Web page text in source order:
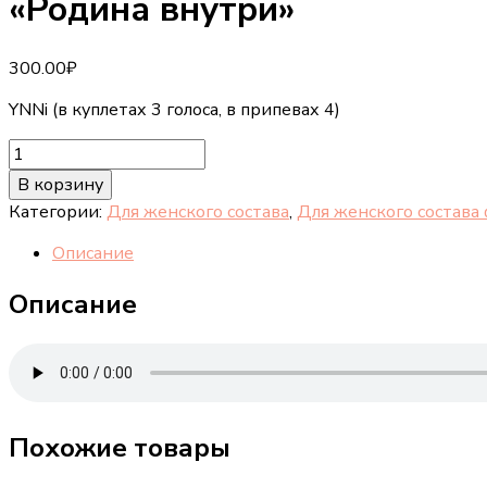
«Родина внутри»
300.00₽
YNNi (в куплетах 3 голоса, в припевах 4)
Количество
товара
«Родина
внутри»
В корзину
Категории: Для женского состава, Для женского
Описание
Описание
Похожие товары